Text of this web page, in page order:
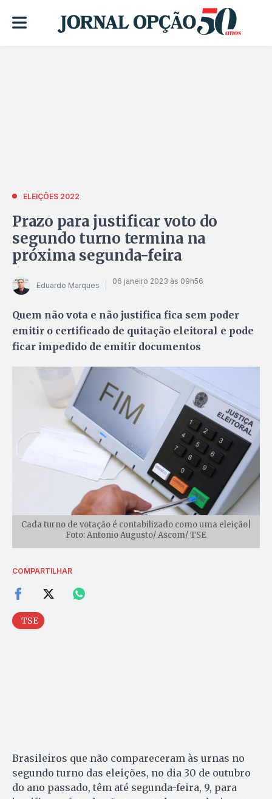
ELEIÇÕES 2022
Prazo para justificar voto do
segundo turno termina na
próxima segunda-feira
Eduardo Marques 06 janeiro 2023 às 09h56
Quem não vota e não justifica fica sem poder
emitir o certificado de quitação eleitoral e pode
ficar impedido de emitir documentos
Cada turno de votação é contabilizado como uma eleição|
Foto: Antonio Augusto/ Ascom/ TSE
COMPARTILHAR
TSE
Brasileiros que não compareceram às urnas no
segundo turno das eleições, no dia 30 de outubro
do ano passado, têm até segunda-feira, 9, para